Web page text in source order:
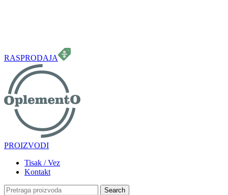
RASPRODAJA
PROIZVODI
Tisak / Vez
Kontakt
Search